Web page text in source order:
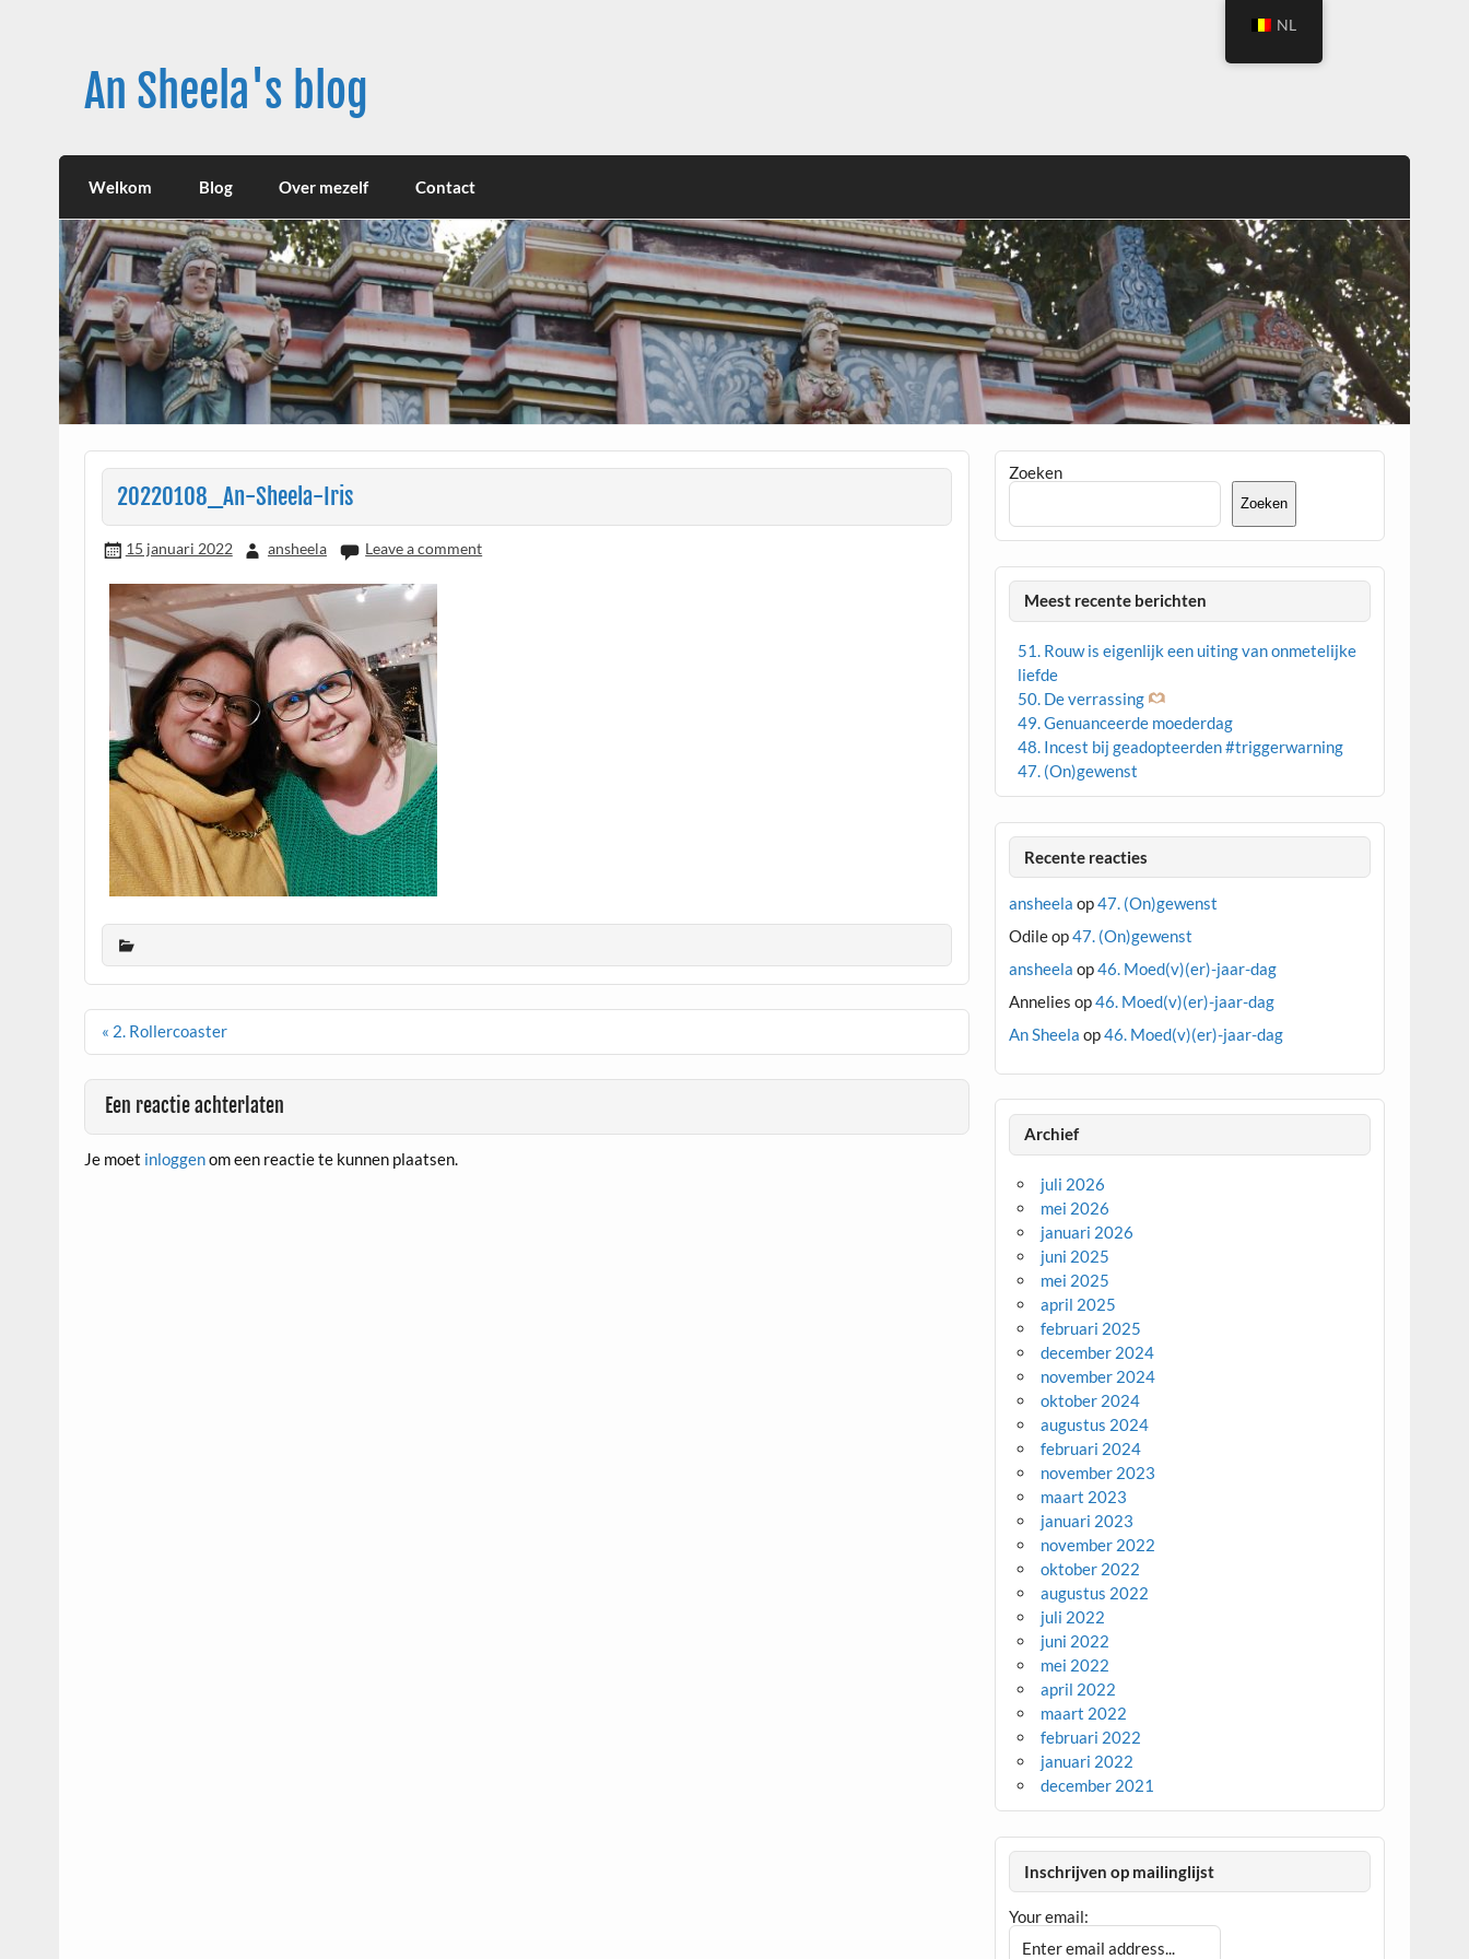
An Sheela's blog
Welkom Blog Over mezelf Contact
20220108_An-Sheela-Iris
15 januari 2022 ansheela Leave a comment
Berichtnavigatie
« 2. Rollercoaster
Een reactie achterlaten
Je moet inloggenom een reactie te kunnen plaatsen.
Zoeken
Zoeken
Meest recente berichten
51. Rouw is eigenlijk een uiting van onmetelijke
liefde
50. De verrassing
49. Genuanceerde moederdag
48. Incest bij geadopteerden #triggerwarning
47. (On)gewenst
Recente reacties
ansheela op47. (On)gewenst
Odileop47. (On)gewenst
ansheela op46. Moed(v)(er)-jaar-dag
Annelies op46. Moed(v)(er)-jaar-dag
An Sheela op46. Moed(v)(er)-jaar-dag
Archief
juli 2026
mei 2026
januari 2026
juni 2025
mei 2025
april 2025
februari 2025
december 2024
november 2024
oktober 2024
augustus 2024
februari 2024
november 2023
maart 2023
januari 2023
november 2022
oktober 2022
augustus 2022
juli 2022
juni 2022
mei 2022
april 2022
maart 2022
februari 2022
januari 2022
december 2021
Inschrijven op mailinglijst
Your email:
NL